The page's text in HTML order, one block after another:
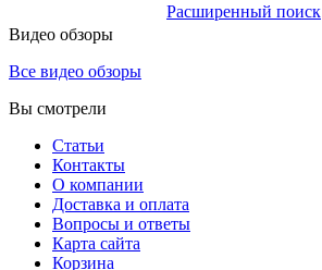
Расширенный поиск
Видео обзоры
Все видео обзоры
Вы смотрели
Статьи
Контакты
О компании
Доставка и оплата
Вопросы и ответы
Карта сайта
Корзина